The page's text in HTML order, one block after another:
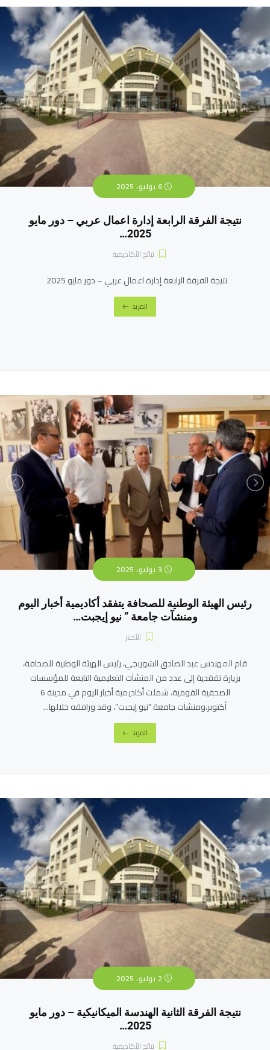
نتيجة الفرقة الرابعة إدارة اعمال عربي – دور مايو
2025…
نتائج الأكاديمية
نتيجة الفرقة الرابعة إدارة اعمال عربي – دور مايو 2025
المزيد
رئيس الهيئة الوطنية للصحافة يتفقد أكاديمية أخبار اليوم
ومنشآت جامعة ” نيو إيجبت…
الأخبار
قام المهندس عبد الصادق الشوربجي، رئيس الهيئة الوطنية للصحافة،
بزيارة تفقدية إلى عدد من المنشآت التعليمية التابعة للمؤسسات
الصحفية القومية، شملت أكاديمية أخبار اليوم في مدينة 6
أكتوبر،ومنشآت جامعة “نيو إيجبت”، وقد ورافقه خلالها...
المزيد
نتيجة الفرقة الثانية الهندسة الميكانيكية – دور مايو
2025…
نتائج الأكاديمية